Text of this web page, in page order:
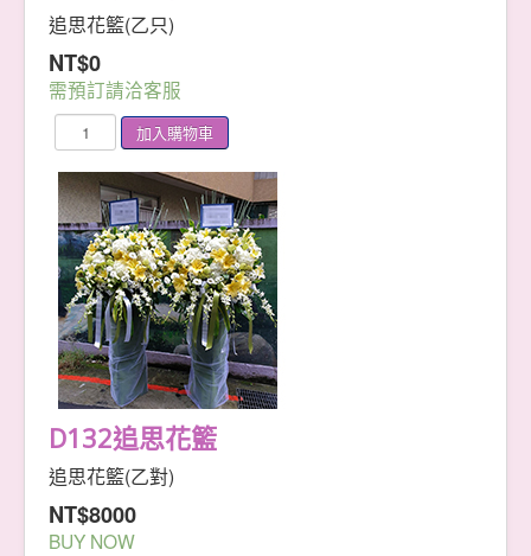
追思花籃(乙只)
NT$0
需預訂請洽客服
D132追思花籃
追思花籃(乙對)
NT$8000
BUY NOW